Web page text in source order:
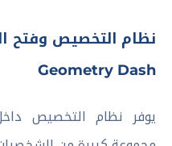
نظام التخصيص وفتح
Geometry Dash